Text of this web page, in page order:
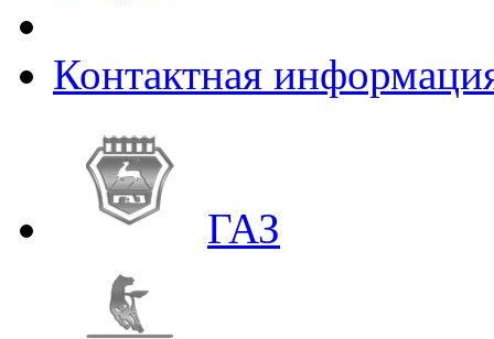
Контактная
ГАЗ